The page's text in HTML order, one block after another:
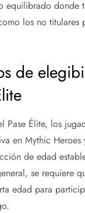
equilibrado donde
los no titulares
de
Pase Élite, los
en Mythic
de edad
se requiere
edad para